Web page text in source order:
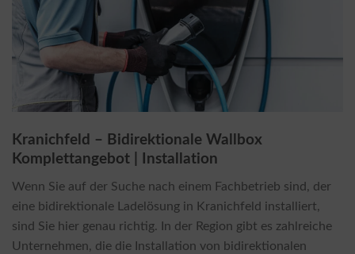
Kranichfeld – Bidirektionale Wallbox
Komplettangebot | Installation
Wenn Sie auf der Suche nach einem Fachbetrieb sind, der
eine bidirektionale Ladelösung in Kranichfeld installiert,
sind Sie hier genau richtig. In der Region gibt es zahlreiche
Unternehmen, die die Installation von bidirektionalen